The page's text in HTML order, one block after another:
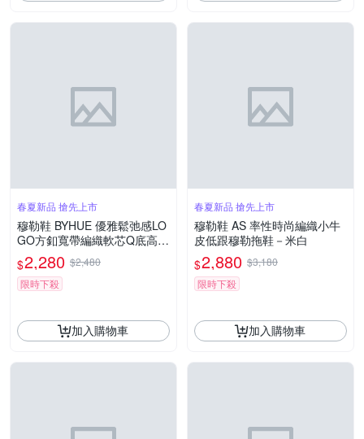
春夏新品 搶先上市
穆勒鞋 BYHUE 優雅鬆弛感LO
GO方釦寬帶編織軟芯Q底高跟
穆勒拖鞋－黑
$2,280 $2,480
限時下殺
加入購物車
春夏新品 搶先上市
穆勒鞋 AS 率性時尚編織小牛
皮低跟穆勒拖鞋－米白
$2,880 $3,180
限時下殺
加入購物車